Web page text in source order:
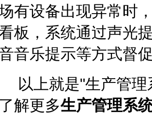
有设备出现异常时
板，系统通过声光
音乐提示等方式督
上就是"生产管理
解更多生产管理系